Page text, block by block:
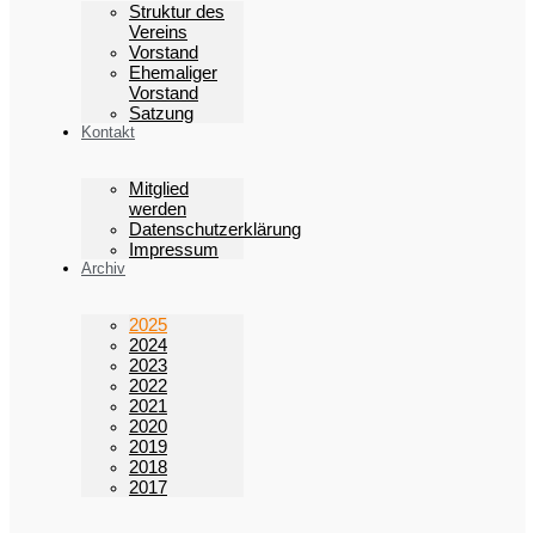
Struktur des
Vereins
Vorstand
Ehemaliger
Vorstand
Satzung
Kontakt
Mitglied
werden
Datenschutzerklärung
Impressum
Archiv
2025
2024
2023
2022
2021
2020
2019
2018
2017